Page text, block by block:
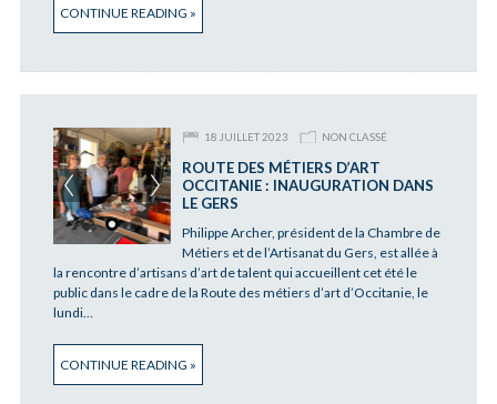
CONTINUE READING »
18 JUILLET 2023 NON CLASSÉ
ROUTE DES MÉTIERS D’ART
OCCITANIE : INAUGURATION DANS
LE GERS
Philippe Archer, président de la Chambre de
Métiers et de l’Artisanat du Gers, est allée à
la rencontre d’artisans d’art de talent qui accueillent cet été le
public dans le cadre de la Route des métiers d’art d’Occitanie, le
lundi…
CONTINUE READING »